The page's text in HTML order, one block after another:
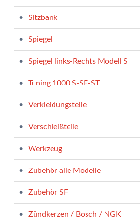
Sitzbank
Spiegel
Spiegel links-Rechts Modell S
Tuning 1000 S-SF-ST
Verkleidungsteile
Verschleißteile
Werkzeug
Zubehör alle Modelle
Zubehör SF
Zündkerzen / Bosch / NGK